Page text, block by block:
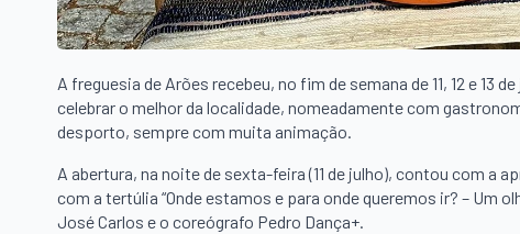
A freguesia de Arões recebeu, no fim de semana de 11, 12 e 13
celebrar o melhor da localidade, nomeadamente com
desporto, sempre com muita animação.
A abertura, na noite de sexta-feira (11 de julho), contou com a
com a tertúlia “Onde estamos e para onde queremos ir? – Um
José Carlos e o coreógrafo Pedro Dança+.